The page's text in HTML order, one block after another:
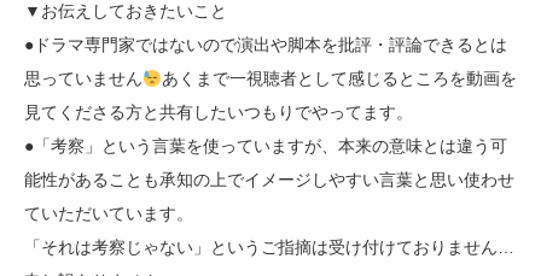
▼お伝えしておきたいこと
●ドラマ専門家ではないので演出や脚本を批評・評論できるとは
思っていません
あくまで一視聴者として感じるところを動画を
見てくださる方と共有したいつもりでやってます。
●「考察」という言葉を使っていますが、本来の意味とは違う可
能性があることも承知の上でイメージしやすい言葉と思い使わせ
ていただいています。
「それは考察じゃない」というご指摘は受け付けておりません…